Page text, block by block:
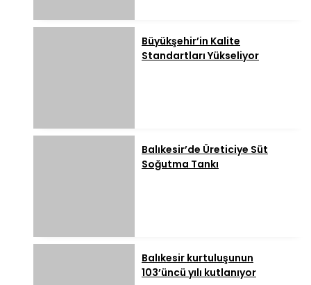
Büyükşehir’in Kalite
Standartları Yükseliyor
Balıkesir’de Üreticiye Süt
Soğutma Tankı
Balıkesir kurtuluşunun
103’üncü yılı kutlanıyor